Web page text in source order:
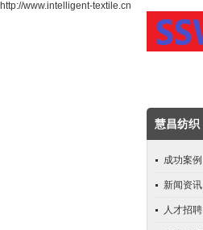
http://www.intelligent-textile.cn
慧昌纺织
成功案例
新闻资讯
人才招聘